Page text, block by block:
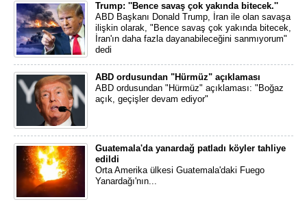
Trump: ''Bence savaş çok yakında bitecek.''
ABD Başkanı Donald Trump, İran ile olan savaşa
ilişkin olarak, "Bence savaş çok yakında bitecek,
İran'ın daha fazla dayanabileceğini sanmıyorum"
dedi
ABD ordusundan "Hürmüz" açıklaması
ABD ordusundan "Hürmüz" açıklaması: "Boğaz
açık, geçişler devam ediyor"
Guatemala'da yanardağ patladı köyler tahliye
edildi
Orta Amerika ülkesi Guatemala'daki Fuego
Yanardağı'nın...